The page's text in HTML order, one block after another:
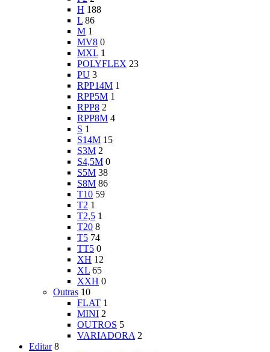
H 188
L 86
M 1
MV8 0
MXL 1
POLYFLEX 23
PU 3
RPP14M 1
RPP5M 1
RPP8 2
RPP8M 4
S 1
S14M 15
S3M 2
S4,5M 0
S5M 38
S8M 86
T10 59
T2 1
T2,5 1
T20 8
T5 74
TT5 0
XH 12
XL 65
XXH 0
Outras 10
FLAT 1
MINI 2
OUTROS 5
VARIADORA 2
Editar 8